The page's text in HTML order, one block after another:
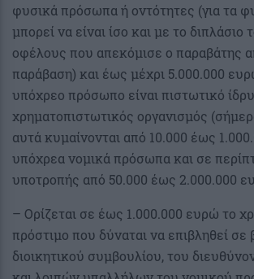
φυσικά πρόσωπα ή οντότητες (για τα
μπορεί να είναι ίσο και με το διπλάσιο
οφέλους που απεκόμισε ο παραβάτης
παράβαση) και έως μέχρι 5.000.000
υπόχρεο πρόσωπο είναι πιστωτικό
χρηματοπιστωτικός οργανισμός
αυτά κυμαίνονται από 10.000 έως
υπόχρεα νομικά πρόσωπα και σε
υποτροπής από 50.000 έως 2.000.000
– Ορίζεται σε έως 1.000.000 ευρώ το
πρόστιμο που δύναται να επιβληθεί
διοικητικού συμβουλίου, του